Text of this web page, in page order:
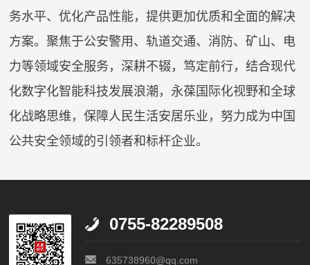
务水平、优化产品性能，提供更加优质和全面的解决
方案。聚焦于公安警用、轨道交通、消防、矿山、电
力等领域安全服务，深耕不辍，笃定前行，结合现代
化数字化智能科技发展浪潮，永葆国际化视野和全球
化战略思维，保障人民生活安居乐业，努力成为中国
公共安全领域的引领者和标杆企业。
0755-82289508
635738960@qq.com